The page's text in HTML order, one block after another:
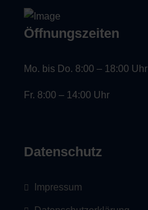
Öffnungszeiten
Mo. bis Do. 8:00 – 18:00 Uhr
Fr. 8:00 – 14:00 Uhr
Datenschutz
Impressum